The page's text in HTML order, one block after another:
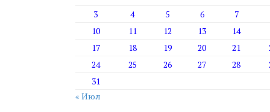
3 4 5 6
7
10
11 12 13 14
17
18 19 20 21
24
25 26 27 28
31
« Июл